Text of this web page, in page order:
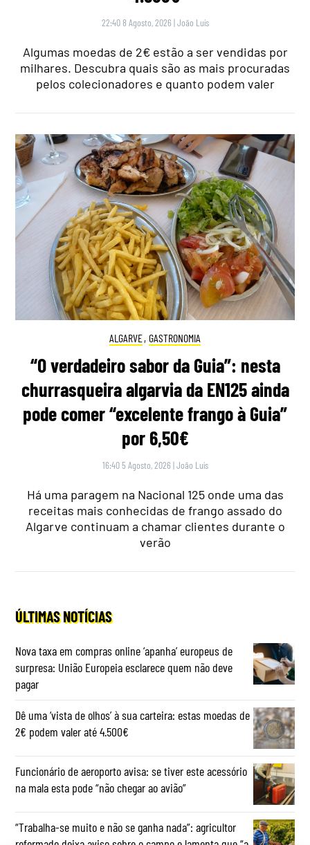
22:40 8 Agosto, 2026 |João Luís
Algumas moedas de 2€ estão a ser vendidas por
milhares. Descubra quais são as mais procuradas
pelos colecionadores e quanto podem valer
ALGARVE, GASTRONOMIA
“O verdadeiro sabor da Guia”: nesta
churrasqueira algarvia da EN125 ainda
pode comer “excelente frango à Guia”
por 6,50€
16:40 5 Agosto, 2026 |João Luís
Há uma paragem na Nacional 125 onde uma das
receitas mais conhecidas de frango assado do
Algarve continuam a chamar clientes durante o
verão
ÚLTIMAS NOTÍCIAS
Nova taxa em compras online ‘apanha’ europeus de
surpresa: União Europeia esclarece quem não deve
pagar
Dê uma ‘vista de olhos’ à sua carteira: estas moedas de
2€ podem valer até 4.500€
Funcionário de aeroporto avisa: se tiver este acessório
na mala esta pode “não chegar ao avião”
“Trabalha-se muito e não se ganha nada”: agricultor